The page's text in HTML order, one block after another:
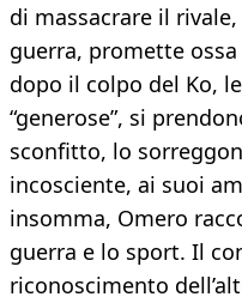
di massacrare il
guerra, promette
dopo il colpo del Ko,
“generose”, si
sconfitto, lo
incosciente, ai suoi
insomma, Omero
guerra e lo sport. Il
riconoscimento